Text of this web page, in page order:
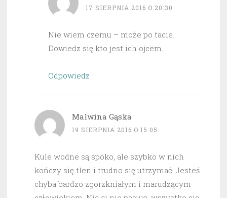
17 SIERPNIA 2016 O 20:30
Nie wiem czemu – może po tacie.
Dowiedz się kto jest ich ojcem.
Odpowiedz
Malwina Gąska
19 SIERPNIA 2016 O 15:05
Kule wodne są spoko, ale szybko w nich
kończy się tlen i trudno się utrzymać. Jesteś
chyba bardzo zgorzkniałym i marudzącym